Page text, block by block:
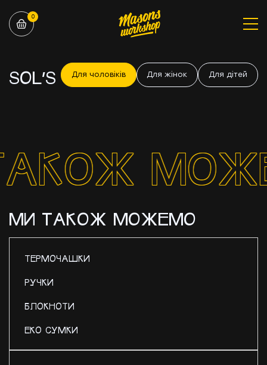
0
SOL’S Для чоловіків Для жінок Для дітей
МИ ТАКОЖ МОЖЕМО
ТЕРМОЧАШКИ
РУЧКИ
БЛОКНОТИ
ЕКО СУМКИ